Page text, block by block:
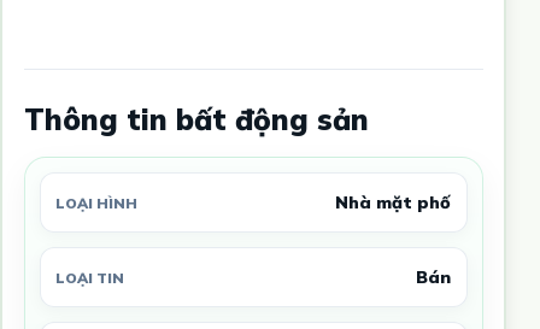
Thông tin bất động sản
LOẠI HÌNH Nhà mặt phố
LOẠI TIN Bán